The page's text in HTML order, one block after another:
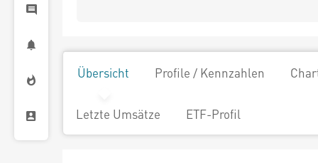
Übersicht Profile / Kennzahlen
Letzte Umsätze ETF-Profil